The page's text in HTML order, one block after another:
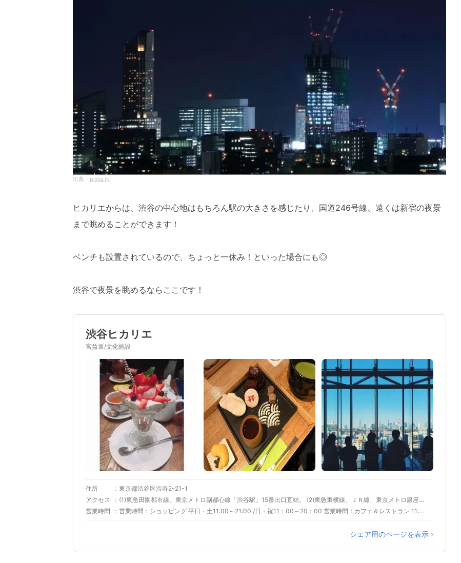
pixta.jp
ヒカリエからは、渋谷の中心地はもちろん駅の大きさを感じたり、国道246号線、遠くは新宿の夜景
まで眺めることができます！
ベンチも設置されているので、ちょっと一休み！といった場合にも◎
渋谷で夜景を眺めるならここです！
渋谷ヒカリエ
宮益坂/文化施設
住所
東京都渋谷区渋谷2-21-1
アクセス
(1)東急田園都市線、東京メトロ副都心線「渋谷駅」15番出口直結。 (2)東急東横線、ＪＲ線、東京メトロ銀座線、京王井の頭線「渋谷駅」と2F連絡通路で直結。
営業時間
営業時間：ショッピング 平日・土11:00～21:00 /日・祝11：00～20：00 営業時間：カフェ＆レストラン 11:00～23:00
シェア用のページを表示 ›